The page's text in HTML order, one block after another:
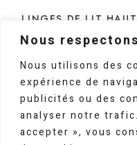
Nous
Nous utilisons des
expérience de
publicités ou des
analyser notre
accepter », vous
LINGES DE LIT
COUETTES
PEAUX LAINÉES ET
TÊTE DE LIT